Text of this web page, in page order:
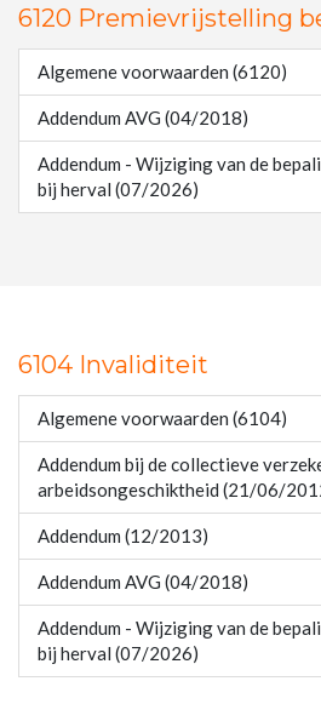
6120 Premievrijstelling
Algemene voorwaarden (6120)
Addendum AVG (04/2018)
Addendum - Wijziging van de
bij herval (07/2026)
6104 Invaliditeit
Algemene voorwaarden (6104)
Addendum bij de collectieve
arbeidsongeschiktheid (21/06/
Addendum (12/2013)
Addendum AVG (04/2018)
Addendum - Wijziging van de
bij herval (07/2026)